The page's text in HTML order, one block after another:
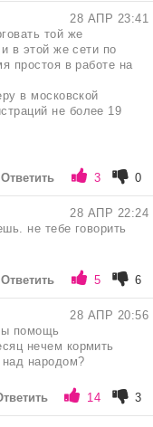
28 АПР 23:41
той же
в этой же сети по
простоя в работе на
в московской
не более 19
Ответить 3 0
28 АПР 22:24
не тебе говорить
Ответить 5 6
28 АПР 20:56
помощь
нечем кормить
над народом?
14 3